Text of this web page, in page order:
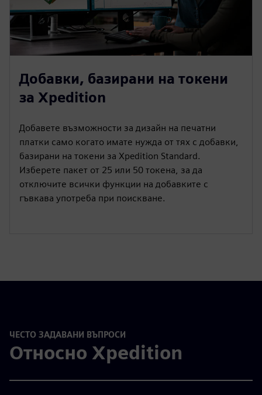
Добавки, базирани на токени
за Xpedition
Добавете възможности за дизайн на печатни
платки само когато имате нужда от тях с добавки,
базирани на токени за Xpedition Standard.
Изберете пакет от 25 или 50 токена, за да
отключите всички функции на добавките с
гъвкава употреба при поискване.
ЧЕСТО ЗАДАВАНИ ВЪПРОСИ
Относно Xpedition